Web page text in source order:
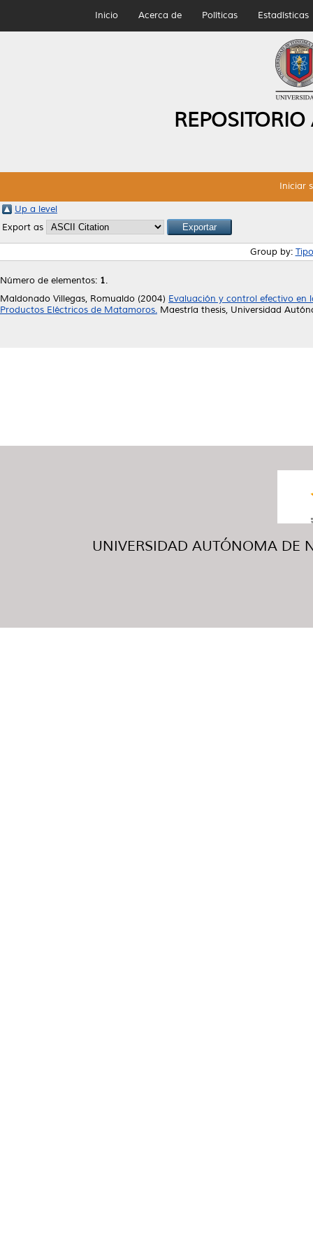
Inicio Acerca de Políticas Estadísticas
Iniciar
Up a level
Export as
Group by:
Número de elementos: 1.
Maldonado Villegas, Romualdo (2004) Evaluación y control efectivo en
Productos Eléctricos de Matamoros. Maestría thesis, Universidad
UNIVERSIDAD AUTÓNOMA DE